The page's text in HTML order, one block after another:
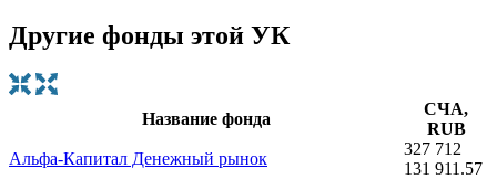
Другие фонды этой УК
Название фонда
СЧА,
RUB
Альфа-Капитал Денежный рынок
327 712
131 911.57